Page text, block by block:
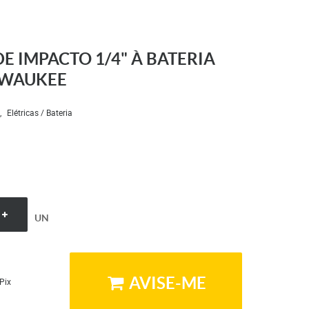
IMPACTO 1/4" À BATERIA
Elétricas / Bateria
UN
AVISE-ME